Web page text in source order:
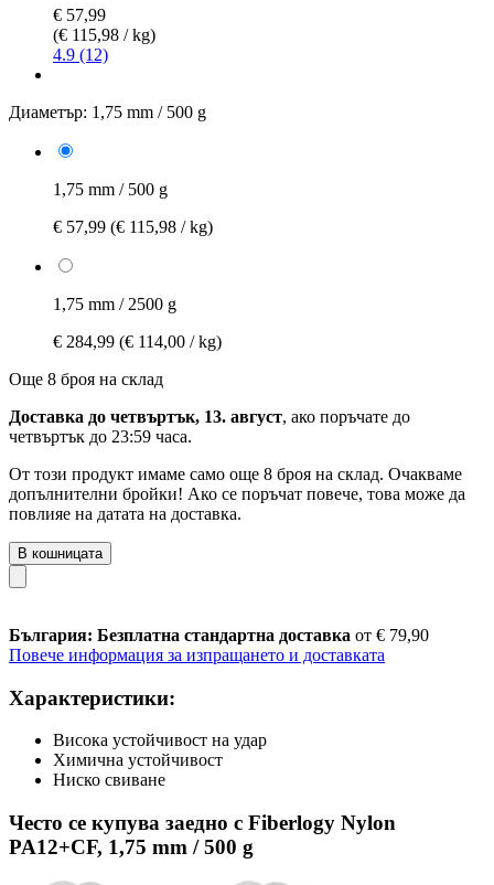
€ 57,99
(€ 115,98 / kg)
4.9 (12)
Диаметър: 1,75 mm / 500 g
1,75 mm / 500 g
€ 57,99 (€ 115,98 / kg)
1,75 mm / 2500 g
€ 284,99 (€ 114,00 / kg)
Още 8 броя на склад
Доставка до четвъртък, 13. август, ако поръчате до
четвъртък до 23:59 часа.
От този продукт имаме само още 8 броя на склад. Очакваме
допълнителни бройки! Ако се поръчат повече, това може да
повлияе на датата на доставка.
В кошницата
България: Безплатна стандартна доставка от € 79,90
Повече информация за изпращането и доставката
Характеристики:
Висока устойчивост на удар
Химична устойчивост
Ниско свиване
Често се купува заедно с Fiberlogy Nylon
PA12+CF, 1,75 mm / 500 g